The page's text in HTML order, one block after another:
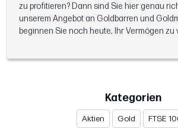
zu profitieren? Dann sind Sie hier genau
unserem Angebot an Goldbarren und
beginnen Sie noch heute, Ihr Vermögen zu
Kategorien
Aktien Gold FTSE